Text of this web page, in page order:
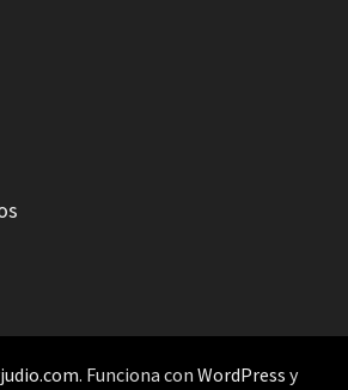
. Funciona con WordPress y